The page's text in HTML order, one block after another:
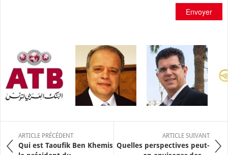
Envoyer
ARTICLE PRÉCÉDENT
Qui est Taoufik Ben Khemis
ARTICLE SUIVANT
Quelles perspectives peut-